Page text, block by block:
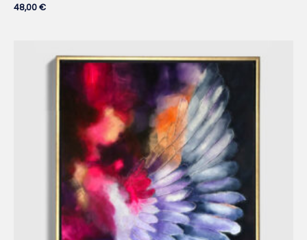
48,00€
195,00 €
-
570,00 €